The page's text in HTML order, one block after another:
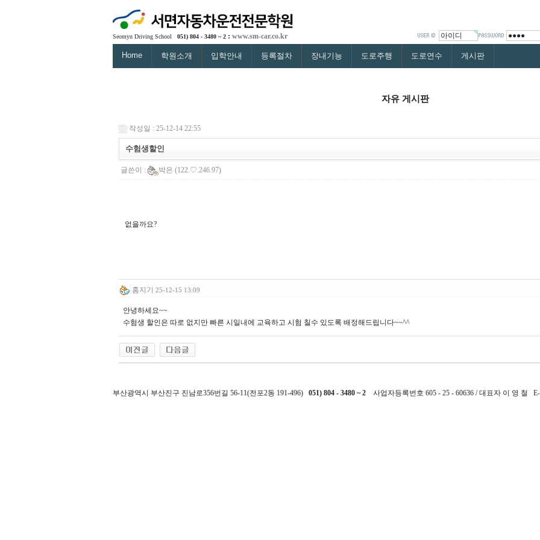
Seomyn Driving School 051) 804 - 3480 ~ 2 : www.sm-car.co.kr
Home 학원소개 입학안내 등록절차 장내기능 도로주행 도로연수 게시판
자유 게시판
작성일 : 25-12-14 22:55
수험생할인
글쓴이 : 박은 (122.♡.246.97)
없을까요?
홈지기 25-12-15 13:09
안녕하세요~~
수험생 할인은 따로 없지만 빠른 시일내에 교육하고 시험 칠수 있도록 배정해드립니다~~^^
부산광역시 부산진구 진남로356번길 56-11(전포2동 191-496) 051) 804 - 3480 ~ 2 사업자등록번호 605 - 25 - 60636 / 대표자 이 영 철